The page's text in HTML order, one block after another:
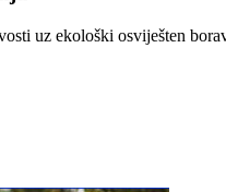
uz ekološki osviješten